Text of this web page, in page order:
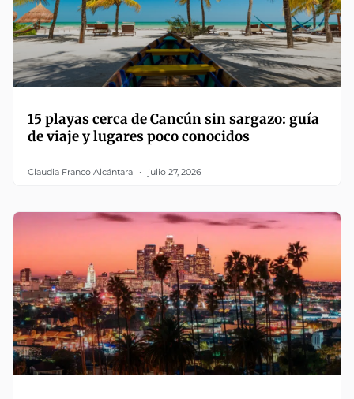
15 playas cerca de Cancún sin sargazo: guía
de viaje y lugares poco conocidos
Claudia Franco Alcántara julio 27, 2026